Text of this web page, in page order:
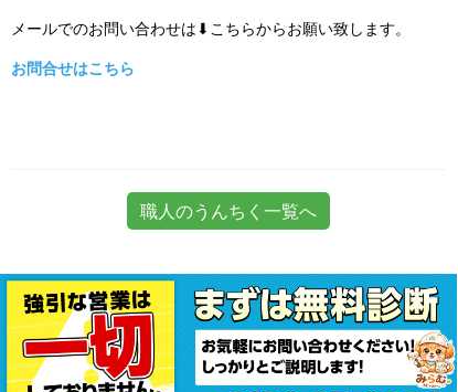
メールでのお問い合わせは⬇こちらからお願い致します。
お問合せはこちら
職人のうんちく一覧へ